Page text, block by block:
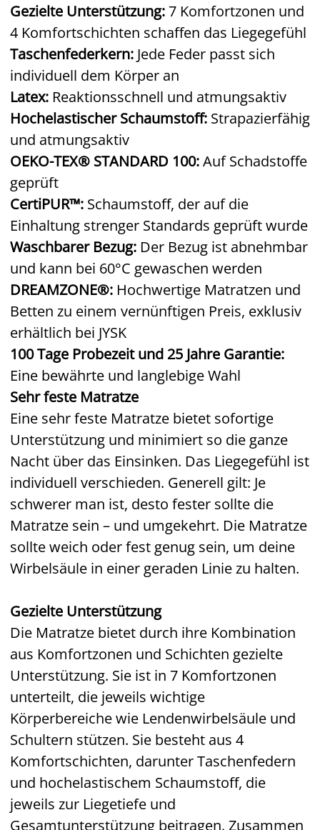
Gezielte Unterstützung:7 Komfortzonen und
4 Komfortschichten schaffen das Liegegefühl
Taschenfederkern: Jede Feder passt sich
individuell dem Körper an
Latex: Reaktionsschnell und atmungsaktiv
Hochelastischer Schaumstoff: Strapazierfähig
und atmungsaktiv
OEKO-TEX® STANDARD 100:Auf Schadstoffe
geprüft
CertiPUR™: Schaumstoff, der auf die
Einhaltung strenger Standards geprüft wurde
Waschbarer Bezug: Der Bezug ist abnehmbar
und kann bei 60°C gewaschen werden
DREAMZONE®: Hochwertige Matratzen und
Betten zu einem vernünftigen Preis, exklusiv
erhältlich bei JYSK
100 Tage Probezeit und 25 Jahre Garantie:
Eine bewährte und langlebige Wahl
Sehr feste Matratze
Eine sehr feste Matratze bietet sofortige
Unterstützung und minimiert so die ganze
Nacht über das Einsinken. Das Liegegefühl ist
individuell verschieden. Generell gilt: Je
schwerer man ist, desto fester sollte die
Matratze sein – und umgekehrt. Die Matratze
sollte weich oder fest genug sein, um deine
Wirbelsäule in einer geraden Linie zu halten.
Gezielte Unterstützung
Die Matratze bietet durch ihre Kombination
aus Komfortzonen und Schichten gezielte
Unterstützung. Sie ist in 7 Komfortzonen
unterteilt, die jeweils wichtige
Körperbereiche wie Lendenwirbelsäule und
Schultern stützen. Sie besteht aus 4
Komfortschichten, darunter Taschenfedern
und hochelastischem Schaumstoff, die
jeweils zur Liegetiefe und
Gesamtunterstützung beitragen. Zusammen